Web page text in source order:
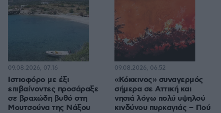
Ιστιοφόρο με έξι
επιβαίνοντες προσάραξε
σε βραχώδη βυθό στη
Μουτσούνα της Νάξου
09.08.2026, 07:16
«Κόκκινος» συναγερμός
σήμερα σε Αττική και
νησιά λόγω πολύ υψηλού
κινδύνου πυρκαγιάς – Πού
09.08.2026, 06:52